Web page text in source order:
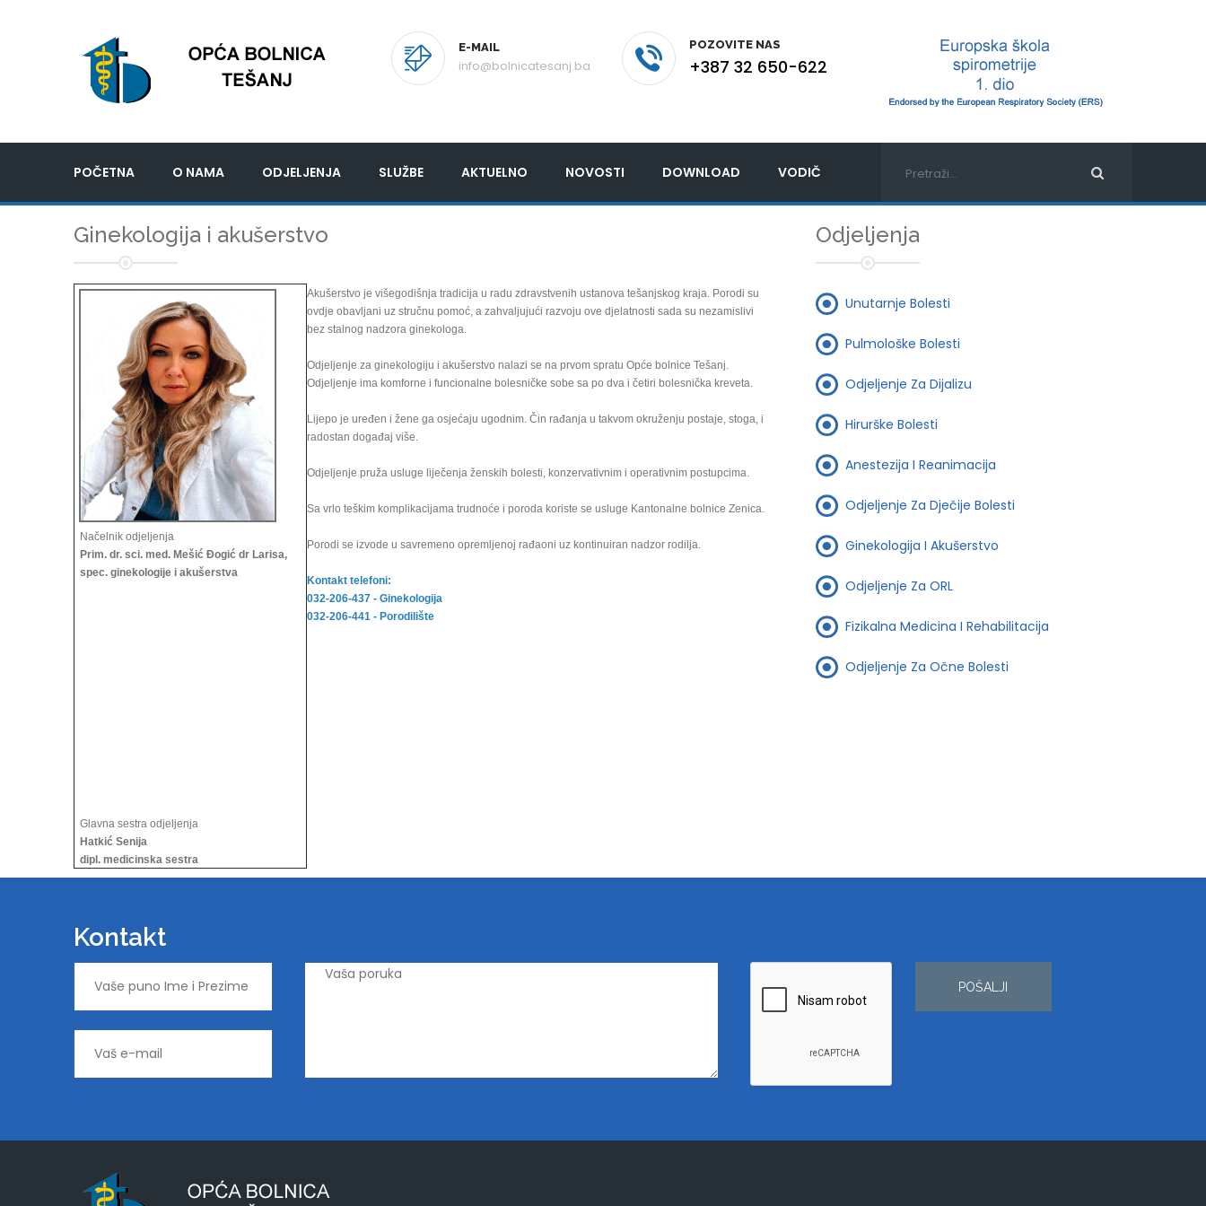
E-MAIL
info@bolnicatesanj.ba
POZOVITE NAS
+387 32 650-622
POČETNA O NAMA ODJELJENJA SLUŽBE AKTUELNO NOVOSTI DOWNLOAD VODIČ
Ginekologija i akušerstvo
Načelnik odjeljenja
Prim. dr. sci. med. Mešić Đogić dr Larisa,
spec. ginekologije i akušerstva
Glavna sestra odjeljenja
Hatkić Senija
dipl. medicinska sestra
Akušerstvo je višegodišnja tradicija u radu zdravstvenih ustanova tešanjskog kraja. Porodi su
ovdje obavljani uz stručnu pomoć, a zahvaljujući razvoju ove djelatnosti sada su nezamislivi
bez stalnog nadzora ginekologa.
Odjeljenje za ginekologiju i akušerstvo nalazi se na prvom spratu Opće bolnice Tešanj.
Odjeljenje ima komforne i funcionalne bolesničke sobe sa po dva i četiri bolesnička kreveta.
Lijepo je uređen i žene ga osjećaju ugodnim. Čin rađanja u takvom okruženju postaje, stoga, i
radostan događaj više.
Odjeljenje pruža usluge liječenja ženskih bolesti, konzervativnim i operativnim postupcima.
Sa vrlo teškim komplikacijama trudnoće i poroda koriste se usluge Kantonalne bolnice Zenica.
Porodi se izvode u savremeno opremljenoj rađaoni uz kontinuiran nadzor rodilja.
Kontakt telefoni:
032-206-437 - Ginekologija
032-206-441 - Porodilište
Odjeljenja
Unutarnje Bolesti
Pulmološke Bolesti
Odjeljenje Za Dijalizu
Hirurške Bolesti
Anestezija I Reanimacija
Odjeljenje Za Dječije Bolesti
Ginekologija I Akušerstvo
Odjeljenje Za ORL
Fizikalna Medicina I Rehabilitacija
Odjeljenje Za Očne Bolesti
Kontakt
POŠALJI